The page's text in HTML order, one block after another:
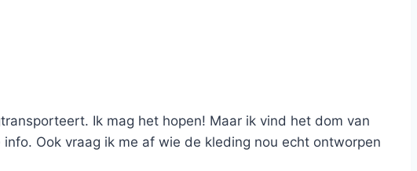
Ik mag het hopen! Maar ik vind het dom van
Ook vraag ik me af wie de kleding nou echt ontworpen